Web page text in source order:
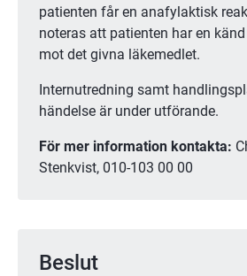
patienten får en anafylaktisk
noteras att patienten har en
mot det givna läkemedlet.
Internutredning samt
händelse är under utförande.
För mer information kontakta:
Stenkvist, 010-103 00 00
Beslut